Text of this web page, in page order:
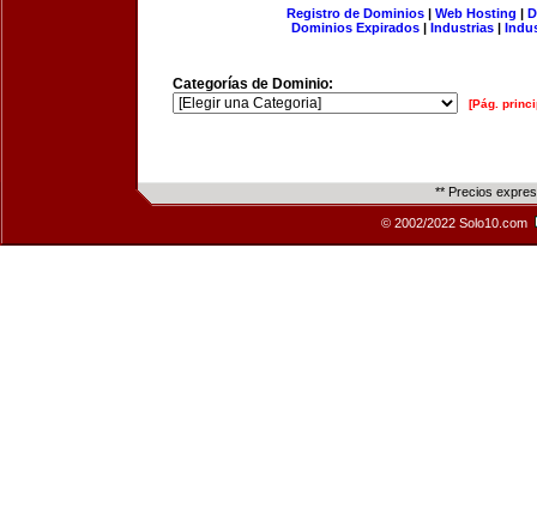
Registro de Dominios| Web Hosting |
Dominios Expirados | Industrias |
Categorías de Dominio:
[Pág.
** Precios
© 2002/2022 Solo10.com